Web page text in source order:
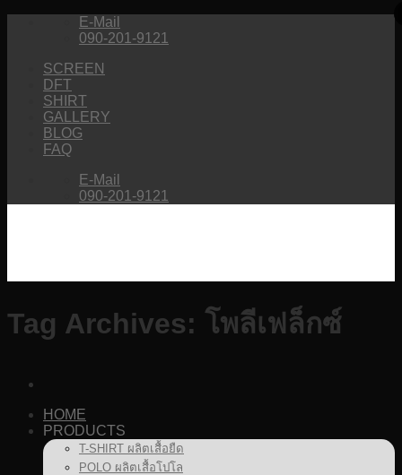
E-Mail
090-201-9121
SCREEN
DFT
SHIRT
GALLERY
BLOG
FAQ
E-Mail
090-201-9121
HOME
PRODUCTS
T-SHIRT ผลิตเสื้อยืด
POLO ผลิตเสื้อโปโล
Tag Archives: โพลีเฟล็กซ์